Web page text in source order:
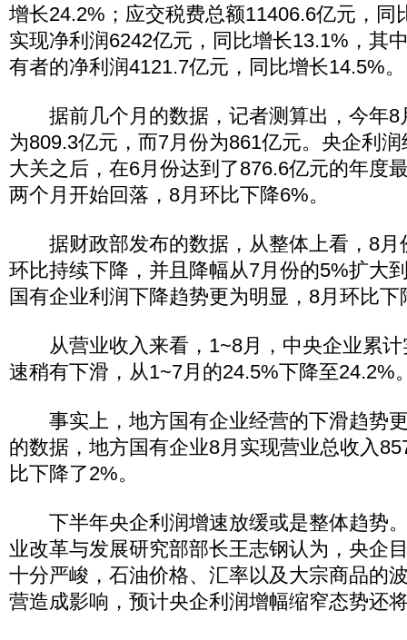
增长24.2%；应交税费总额11406.6亿元，同
实现净利润6242亿元，同比增长13.1%，其
有者的净利润4121.7亿元，同比增长14.5%。
据前几个月的数据，记者测算出，今年8
为809.3亿元，而7月份为861亿元。央企利
大关之后，在6月份达到了876.6亿元的年度
两个月开始回落，8月环比下降6%。
据财政部发布的数据，从整体上看，8月
环比持续下降，并且降幅从7月份的5%扩大
国有企业利润下降趋势更为明显，8月环比下
从营业收入来看，1~8月，中央企业累计
速稍有下滑，从1~7月的24.5%下降至24.2%
事实上，地方国有企业经营的下滑趋势
的数据，地方国有企业8月实现营业总收入
比下降了2%。
下半年央企利润增速放缓或是整体趋势
业改革与发展研究部部长王志钢认为，央企
十分严峻，石油价格、汇率以及大宗商品的
营造成影响，预计央企利润增幅缩窄态势还